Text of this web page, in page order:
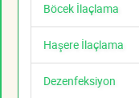
Böcek İlaçlama
Haşere İlaçlama
Dezenfeksiyon